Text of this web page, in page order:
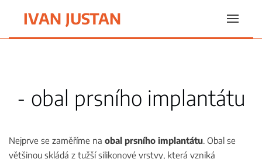
IVAN JUSTAN
- obal prsního implantátu
Nejprve se zaměříme na obal prsního implantátu. Obal se
většinou skládá z tužší silikonové vrstvy, která vzniká